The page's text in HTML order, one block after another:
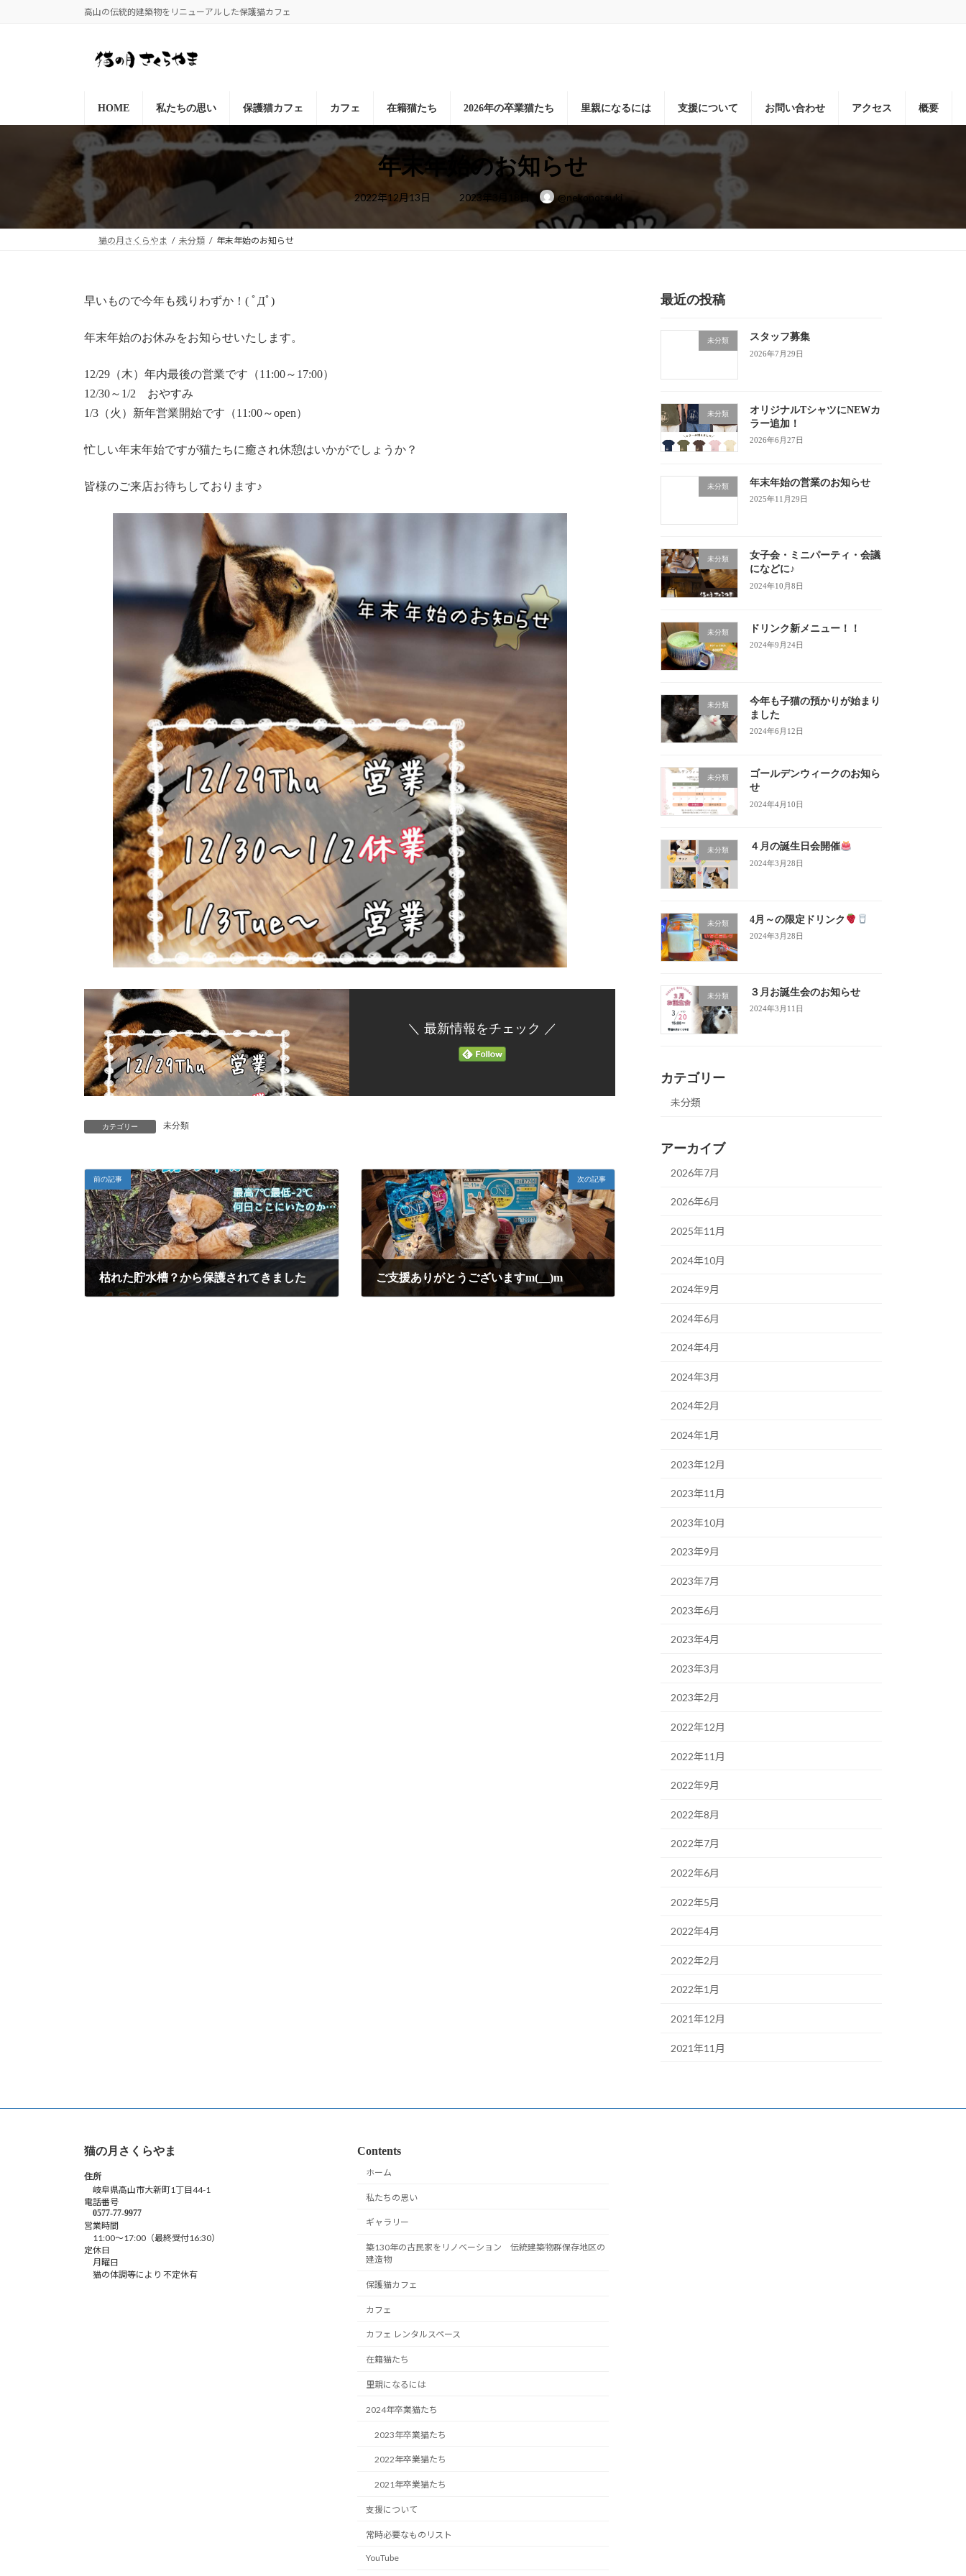
キ
に
高山の伝統的建築物をリニューアルした保護猫カフェ
HOME 私たちの思い 保護猫カフェ カフェ 在籍猫たち 2026年の卒業猫たち 里親になるには 支援について お問い合わせ アクセス 概要
年末年始のお知らせ
2022年12月13日
最
終
更
日
2023年3月18日 @nekonotsuki
猫の月さくらやま 未分類 年末年始のお知らせ
早いもので今年も残りわずか！( ﾟДﾟ)
年末年始のお休みをお知らせいたします。
12/29（木）年内最後の営業です（11:00～17:00）
12/30～1/2 おやすみ
1/3（火）新年営業開始です（11:00～open）
忙しい年末年始ですが猫たちに癒され休憩はいかがでしょうか？
皆様のご来店お待ちしております♪
＼ 最新情報をチェック ／
カテゴリー 未分類
前の記事
枯れた貯水槽？から保護されてきました
次の記事
ご支援ありがとうございますm(__)m
最近の投稿
未分類 スタッフ募集
2026年7月29日
未分類
オリジナルTシャツにNEWカ
ラー追加！
2026年6月27日
未分類 年末年始の営業のお知らせ
2025年11月29日
未分類
女子会・ミニパーティ・会議
になどに♪
2024年10月8日
未分類 ドリンク新メニュー！！
2024年9月24日
未分類
今年も子猫の預かりが始まり
ました
2024年6月12日
未分類
ゴールデンウィークのお知ら
せ
2024年4月10日
未分類 ４月の誕生日会開催
2024年3月28日
未分類 4月～の限定ドリンク
2024年3月28日
未分類 ３月お誕生会のお知らせ
2024年3月11日
カテゴリー
未分類
アーカイブ
2026年7月
2026年6月
2025年11月
2024年10月
2024年9月
2024年6月
2024年4月
2024年3月
2024年2月
2024年1月
2023年12月
2023年11月
2023年10月
2023年9月
2023年7月
2023年6月
2023年4月
2023年3月
2023年2月
2022年12月
2022年11月
2022年9月
2022年8月
2022年7月
2022年6月
2022年5月
2022年4月
2022年2月
2022年1月
2021年12月
2021年11月
猫の月さくらやま
住所
岐阜県高山市大新町1丁目44-1
電話番号
0577-77-9977
営業時間
11:00～17:00（最終受付16:30）
定休日
月曜日
猫の体調等により 不定休有
Contents
ホーム
私たちの思い
ギャラリー
築130年の古民家をリノベーション 伝統建築物群保存地区の
建造物
保護猫カフェ
カフェ
カフェ レンタルスペース
在籍猫たち
里親になるには
2024年卒業猫たち
2023年卒業猫たち
2022年卒業猫たち
2021年卒業猫たち
支援について
常時必要なものリスト
YouTube